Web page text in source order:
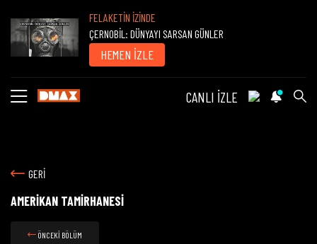
FELAKETİN İZİNDE
ÇERNOBİL: DÜNYAYI SARSAN GÜNLER
HEMEN İZLE
CANLI İZLE
GERİ
AMERİKAN TAMİRHANESİ
ÖNCEKİ BÖLÜM